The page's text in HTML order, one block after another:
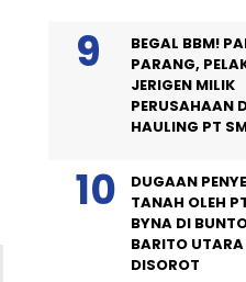
BEGAL BBM!
PARANG,
JERIGEN MILIK
PERUSAHAAN
HAULING PT
DUGAAN
TANAH OLEH
BYNA DI
BARITO
DISOROT